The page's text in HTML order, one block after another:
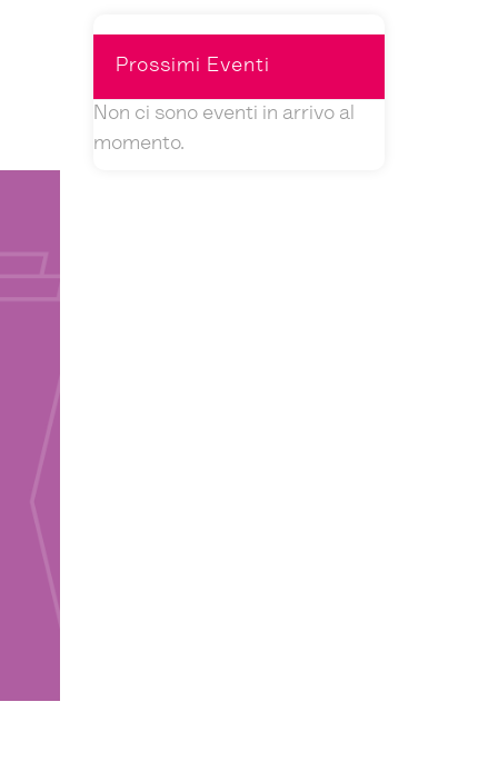
Prossimi Eventi
Non ci sono eventi in arrivo al
momento.